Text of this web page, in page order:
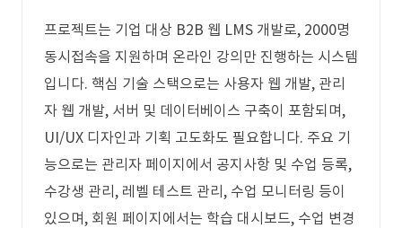
프로젝트는 기업 대상 B2B 웹 LMS 개발로, 2000명
동시접속을 지원하며 온라인 강의만 진행하는 시스템
입니다. 핵심 기술 스택으로는 사용자 웹 개발, 관리
자 웹 개발, 서버 및 데이터베이스 구축이 포함되며,
UI/UX 디자인과 기획 고도화도 필요합니다. 주요 기
능으로는 관리자 페이지에서 공지사항 및 수업 등록,
수강생 관리, 레벨 테스트 관리, 수업 모니터링 등이
있으며, 회원 페이지에서는 학습 대시보드, 수업 변경